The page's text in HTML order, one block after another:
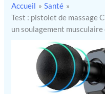
Accueil
Santé
Test : pistolet de massage
un soulagement